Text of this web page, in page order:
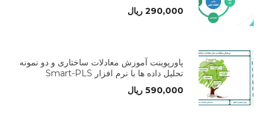
290,000 ریال
پاورپوینت آموزش معادلات ساختاری و دو نمونه
تحلیل داده ها با نرم افزار Smart-PLS
590,000 ریال